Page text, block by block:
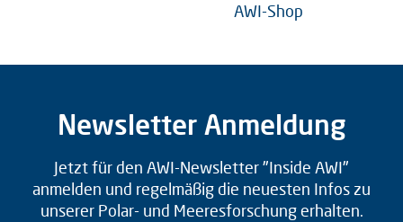
AWI-Shop
Newsletter Anmeldung
Jetzt für den AWI-Newsletter "Inside AWI"
anmelden und regelmäßig die neuesten Infos zu
unserer Polar- und Meeresforschung erhalten.